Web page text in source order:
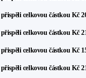
celkovou částkou Kč
celkovou částkou Kč
celkovou částkou Kč
celkovou částkou Kč